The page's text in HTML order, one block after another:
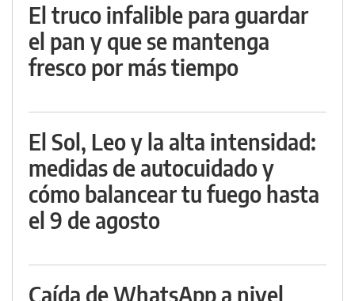
El truco infalible para guardar
el pan y que se mantenga
fresco por más tiempo
El Sol, Leo y la alta intensidad:
medidas de autocuidado y
cómo balancear tu fuego hasta
el 9 de agosto
Caída de WhatsApp a nivel